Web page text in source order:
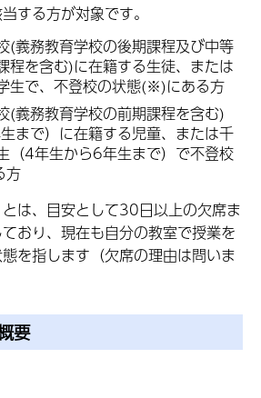
する方が対象です。
(義務教育学校の後期課程及び中等
程を含む)に在籍する生徒、または
生で、不登校の状態(※)にある方
(義務教育学校の前期課程を含む)
まで）に在籍する児童、または千
（4年生から6年生まで）で不登校
方
は、目安として30日以上の欠席ま
おり、現在も自分の教室で授業を
を指します（欠席の理由は問いま
要